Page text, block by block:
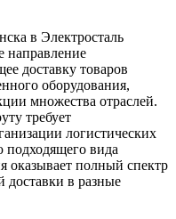
в Электросталь
направление
доставку товаров
оборудования,
множества отраслей.
требует
логистических
подходящего вида
оказывает полный спектр
доставки в разные